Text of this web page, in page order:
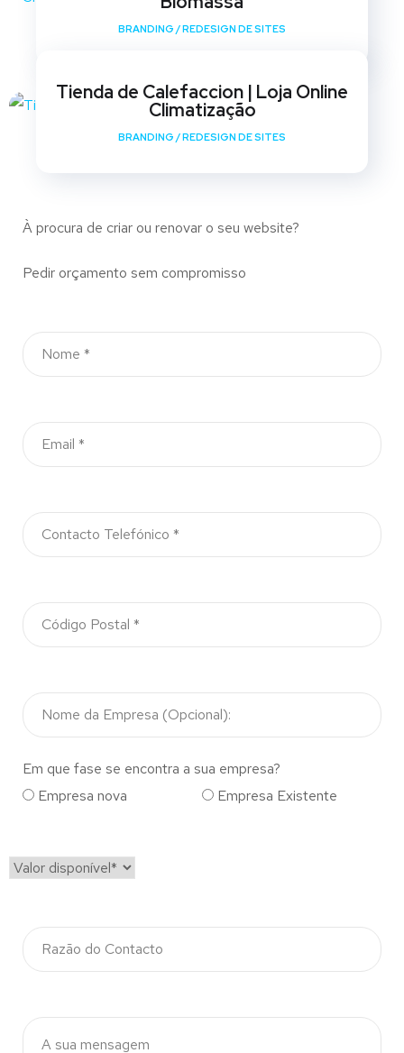
BRANDING /REDESIGN DE SITES
Tienda de Calefaccion | Loja Online
Climatização
BRANDING /REDESIGN DE SITES
À procura de criar ou renovar o seu website?
Pedir orçamento sem compromisso
Em que fase se encontra a sua empresa?
Empresa nova
Empresa Existente